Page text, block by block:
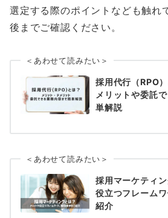
選定する際のポイントなども触れ
後までご確認ください。
＜あわせて読みたい＞
採用代行（RPO
メリットや委託
単解説
＜あわせて読みたい＞
採用マーケティ
役立つフレーム
紹介